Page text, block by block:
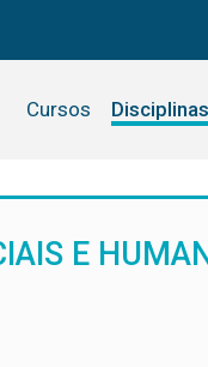
Cursos Disciplinas
E